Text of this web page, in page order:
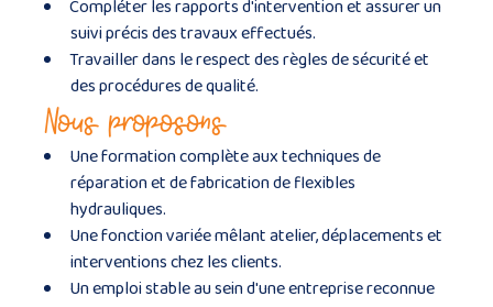
Compléter les rapports d'intervention et assurer un
suivi précis des travaux effectués.
Travailler dans le respect des règles de sécurité et
des procédures de qualité.
Nous proposons
Une formation complète aux techniques de
réparation et de fabrication de flexibles
hydrauliques.
Une fonction variée mêlant atelier, déplacements et
interventions chez les clients.
Un emploi stable au sein d'une entreprise reconnue